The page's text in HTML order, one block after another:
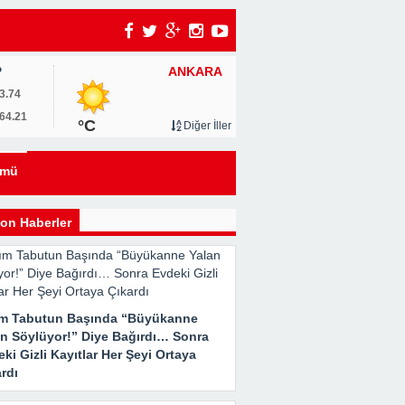
ANKARA
°C Diğer İller
Haberler
Tabutun Başında “Büyükanne
Söylüyor!” Diye Bağırdı… Sonra
Gizli Kayıtlar Her Şeyi Ortaya